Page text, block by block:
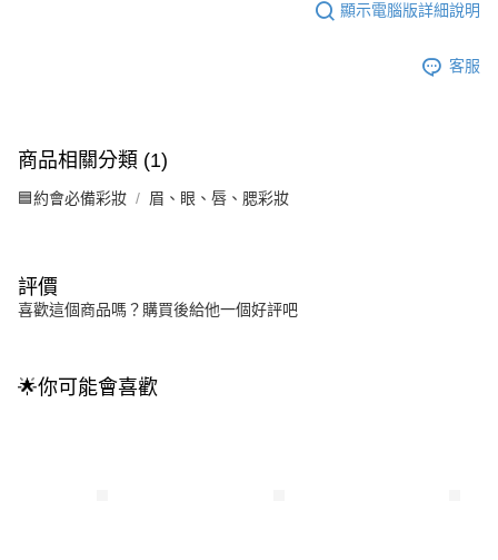
顯示電腦版詳細說明
客服
商品相關分類 (1)
🟦約會必備彩妝 眉、眼、唇、腮彩妝
評價
喜歡這個商品嗎？購買後給他一個好評吧
🌟你可能會喜歡